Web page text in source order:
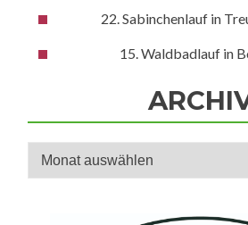
22. Sabinchenlauf in
15. Waldbadlauf in
Archiv